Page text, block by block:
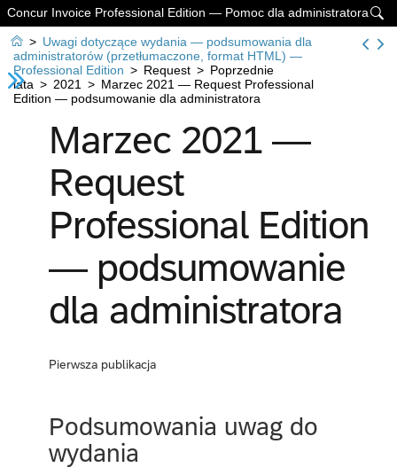

Concur Invoice Professional Edition — Pomoc dla administratora
 > Uwagi dotyczące wydania — podsumowania dla
administratorów (przetłumaczone, format HTML) —
Professional Edition > Request > Poprzednie
lata > 2021 > Marzec 2021 — Request Professional
Edition — podsumowanie dla administratora
Marzec 2021 —
Request
Professional Edition
— podsumowanie
dla administratora
Pierwsza publikacja
Podsumowania uwag do
wydania